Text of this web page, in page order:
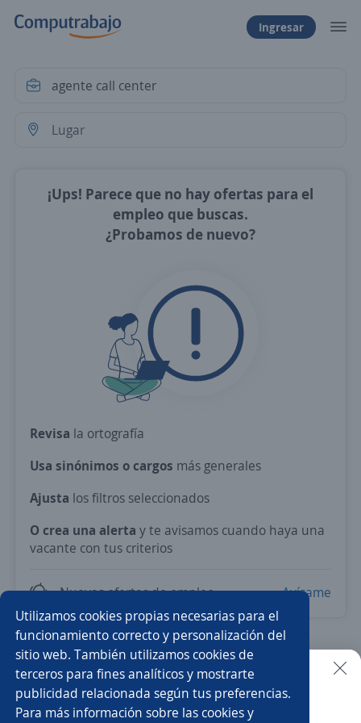
Utilizamos cookies propias necesarias para el
funcionamiento correcto y personalización del
sitio web. También utilizamos cookies de
terceros para fines analíticos y mostrarte
publicidad relacionada según tus preferencias.
Para más información sobre las cookies y
Ingresar
¡Ups! Parece que no hay ofertas para el
empleo que buscas.
¿Probamos de nuevo?
Revisa la ortografía
Usa sinónimos o cargos más generales
Ajusta los filtros seleccionados
O crea una alerta y te avisamos cuando haya una
vacante con tus criterios
Nuevas ofertas de empleo Avísame
Prueba con los empleos más demandados del país.
Redactor/a Comercial Ejecutivo/a de ventas
Buscar es más fácil en la app